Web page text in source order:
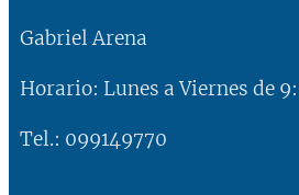
Gabriel Arena
Horario: Lunes a Viernes de
Tel.: 099149770